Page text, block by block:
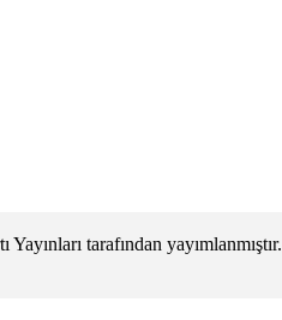
tarafından yayımlanmıştır.